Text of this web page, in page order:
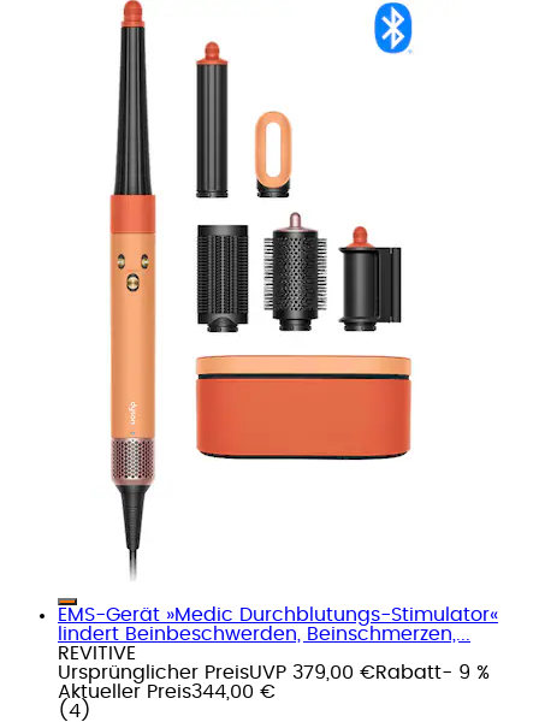
EMS-Gerät »Medic Durchblutungs-Stimulator«
lindert Beinbeschwerden, Beinschmerzen,...
REVITIVE
Ursprünglicher PreisUVP 379,00 €Rabatt- 9 %
Aktueller Preis344,00 €
( 4 )